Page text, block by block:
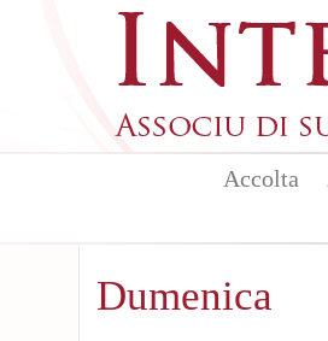
Accolta
Dumenica